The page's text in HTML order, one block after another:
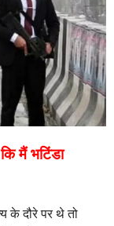
मैं भटिंडा
के दौरे पर थे तो